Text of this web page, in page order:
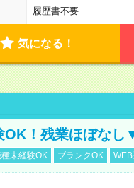
履歴書不要
気になる！
OK！残業ほぼな
未経験OK ブランクOK